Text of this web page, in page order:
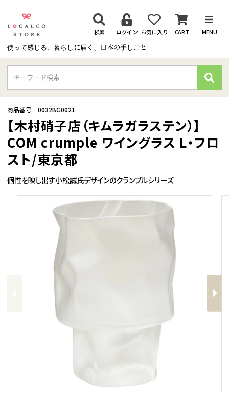
使って感じる、暮らしに届く、日本の手しごと
検索 ログイン お気に入り CART MENU
検
索
Previous
個性を映し出す小松誠氏デザインのクランブルシリーズ
【木村硝子店（キムラガラステン）】
COM crumple ワイングラス L・フロ
スト/東京都
商品番号 0032BG0021